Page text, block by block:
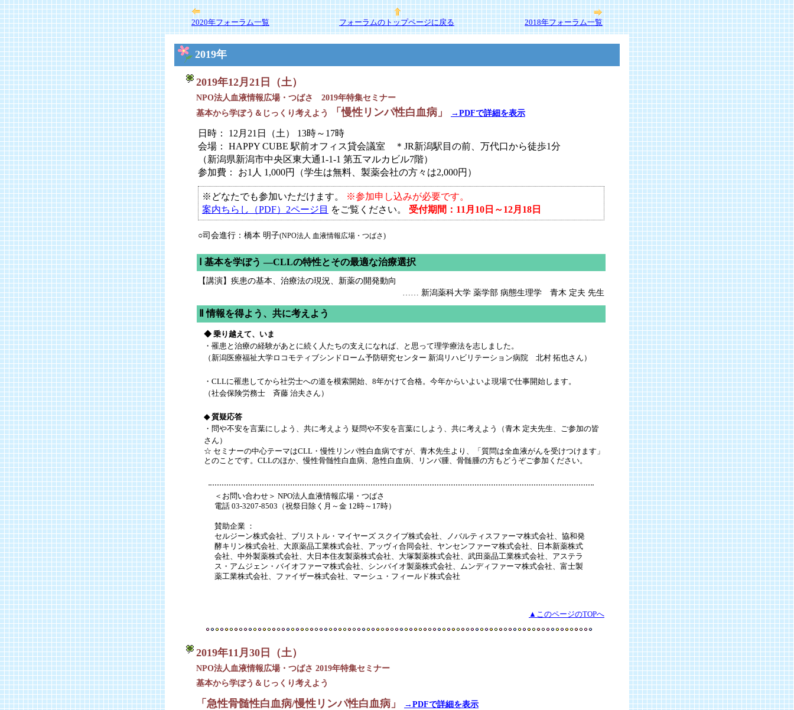
2020年フォーラム一覧 フォーラムのトップページに戻る 2018年フォーラム一覧
2019年
2019年12月21日（土）
NPO法人血液情報広場・つばさ 2019年特集セミナー
基本から学ぼう＆じっくり考えよう
「慢性リンパ性白血病」 →PDFで詳細を表示
日時： 12月21日（土） 13時～17時
会場： HAPPY CUBE 駅前オフィス貸会議室 ＊JR新潟駅目の前、万代口から徒歩1分
（新潟県新潟市中央区東大通1-1-1 第五マルカビル7階）
参加費： お1人 1,000円（学生は無料、製薬会社の方々は2,000円）
※どなたでも参加いただけます。
※参加申し込みが必要です。
案内ちらし（PDF）2ページ目 をご覧ください。 受付期間：11月10日～12月18日
○司会進行：橋本 明子(NPO法人 血液情報広場・つばさ)
Ⅰ 基本を学ぼう ―CLLの特性とその最適な治療選択
【講演】疾患の基本、治療法の現況、新薬の開発動向
…… 新潟薬科大学 薬学部 病態生理学 青木 定夫 先生
Ⅱ 情報を得よう、共に考えよう
◆ 乗り越えて、いま
・罹患と治療の経験があとに続く人たちの支えになれば、と思って理学療法を志しました。
（新潟医療福祉大学ロコモティブシンドローム予防研究センター 新潟リハビリテーション病院 北村 拓也さん）
・CLLに罹患してから社労士への道を模索開始、8年かけて合格。今年からいよいよ現場で仕事開始します。
（社会保険労務士 斉藤 治夫さん）
◆ 質疑応答
・問や不安を言葉にしよう、共に考えよう 疑問や不安を言葉にしよう、共に考えよう（青木 定夫先生、ご参加の皆
さん）
☆ セミナーの中心テーマはCLL・慢性リンパ性白血病ですが、青木先生より、「質問は全血液がんを受けつけます」
とのことです。CLLのほか、慢性骨髄性白血病、急性白血病、リンパ腫、骨髄腫の方もどうぞご参加ください。
＜お問い合わせ＞ NPO法人血液情報広場・つばさ
電話 03-3207-8503（祝祭日除く月～金 12時～17時）
賛助企業 ：
セルジーン株式会社、ブリストル・マイヤーズ スクイブ株式会社、ノバルティスファーマ株式会社、協和発
酵キリン株式会社、大原薬品工業株式会社、アッヴィ合同会社、ヤンセンファーマ株式会社、日本新薬株式
会社、中外製薬株式会社、大日本住友製薬株式会社、大塚製薬株式会社、武田薬品工業株式会社、アステラ
ス・アムジェン・バイオファーマ株式会社、シンバイオ製薬株式会社、ムンディファーマ株式会社、富士製
薬工業株式会社、ファイザー株式会社、マーシュ・フィールド株式会社
▲このページのTOPへ
2019年11月30日（土）
NPO法人血液情報広場・つばさ 2019年特集セミナー
基本から学ぼう＆じっくり考えよう
「急性骨髄性白血病/慢性リンパ性白血病」 →PDFで詳細を表示